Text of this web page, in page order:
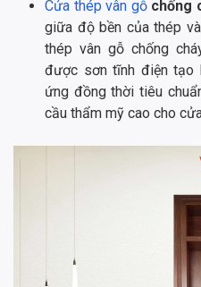
Cửa thép vân gỗchống
giữa độ bền của thép
thép vân gỗ chống
được sơn tĩnh điện tạo
ứng đồng thời tiêu
cầu thẩm mỹ cao cho